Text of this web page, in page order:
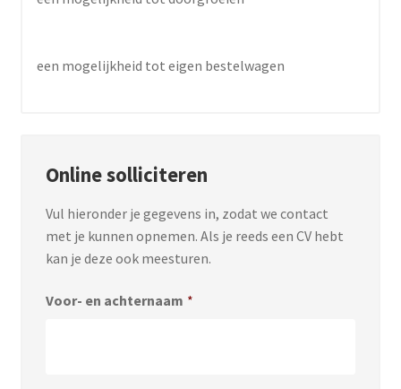
een mogelijkheid tot eigen bestelwagen
Online solliciteren
Vul hieronder je gegevens in, zodat we contact
met je kunnen opnemen. Als je reeds een CV hebt
kan je deze ook meesturen.
Voor- en achternaam *